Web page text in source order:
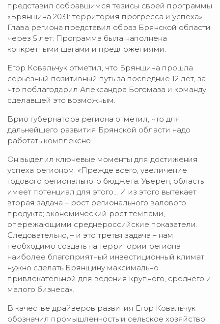
представил собравшимся тезисы своей программы
«Брянщина 2031: территория прогресса и успеха».
Глава региона представил образ Брянской области
через 5 лет. Программа была наполнена
конкретными шагами и предложениями.
Егор Ковальчук отметил, что Брянщина прошла
серьезный позитивный путь за последние 12 лет, за
что поблагодарил Александра Богомаза и команду,
сделавшей это возможным.
Врио губернатора региона отметил, что для
дальнейшего развития Брянской области надо
работать комплексно.
Он выделил ключевые моменты для достижения
успеха регионом: «Прежде всего, увеличение
годового регионального бюджета. Уверен, область
имеет потенциал для этого… И из этого вытекает
вторая задача – рост регионального валового
продукта; экономический рост темпами,
опережающими среднероссийские показатели.
Следовательно, – и это третья задача – нам
необходимо создать на территории региона
наиболее благоприятный инвестиционный климат,
нужно сделать Брянщину максимально
привлекательной для ведения крупного, среднего и
малого бизнеса».
В качестве драйверов развития Егор Ковальчук
обозначил промышленность и сельское хозяйство.